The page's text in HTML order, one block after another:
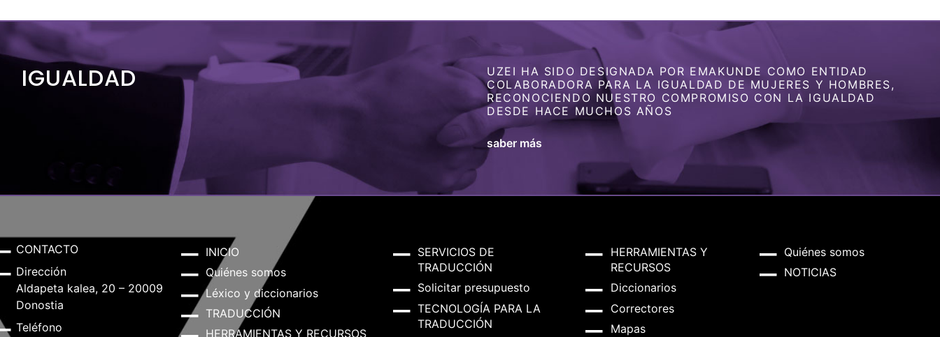
IGUALDAD
UZEI HA SIDO DESIGNADA POR EMAKUNDE COMO ENTIDAD
COLABORADORA PARA LA IGUALDAD DE MUJERES Y HOMBRES,
RECONOCIENDO NUESTRO COMPROMISO CON LA IGUALDAD
DESDE HACE MUCHOS AÑOS
saber más
CONTACTO
Dirección
Aldapeta kalea, 20 – 20009
Donostia
Teléfono
INICIO
Quiénes somos
Léxico y diccionarios
TRADUCCIÓN
HERRAMIENTAS Y RECURSOS
SERVICIOS DE
TRADUCCIÓN
Solicitar presupuesto
TECNOLOGÍA PARA LA
TRADUCCIÓN
HERRAMIENTAS Y
RECURSOS
Diccionarios
Correctores
Mapas
Quiénes somos
NOTICIAS